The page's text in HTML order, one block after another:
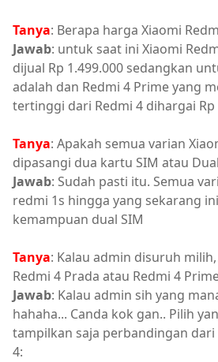
Tanya: Berapa harga Xiaomi
Jawab: untuk saat ini Xiaomi
dijual Rp 1.499.000 sedangkan
adalah dan Redmi 4 Prime yang
tertinggi dari Redmi 4 dihargai Rp
Tanya: Apakah semua varian
dipasangi dua kartu SIM atau
Jawab: Sudah pasti itu. Semua
redmi 1s hingga yang sekarang
kemampuan dual SIM
Tanya: Kalau admin disuruh
Redmi 4 Prada atau Redmi 4
Jawab: Kalau admin sih yang
hahaha... Canda kok gan.. Pilih
tampilkan saja perbandingan dari
4: